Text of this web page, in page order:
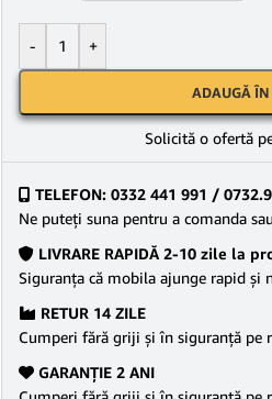
- +
ADAUGĂ ÎN
Solicită o ofertă
TELEFON: 0332 441 991 /
Ne puteţi suna pentru a comanda
LIVRARE RAPIDĂ 2-10 zile la
Siguranţa că mobila ajunge rapid şi
RETUR 14 ZILE
Cumperi fără griji şi în siguranţă pe
GARANŢIE 2 ANI